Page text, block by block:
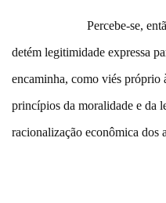
Percebe-se, então,
detém legitimidade expressa
encaminha, como viés próprio
princípios da moralidade e da
racionalização econômica dos